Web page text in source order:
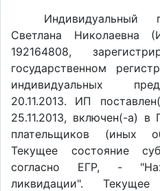
Индивидуальный
Светлана
192164808,
государственном
индивидуальных
20.11.2013. ИП
25.11.2013, включен(-a) в
плательщиков (иных
Текущее состояние
согласно ЕГР, -
ликвидации".